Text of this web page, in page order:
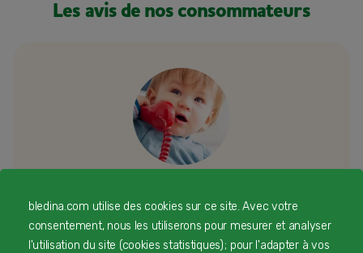
Les avis de nos consommateurs
Besoin d’échanger ou d’un conseil
personnalisé
bledina.com utilise des cookies sur ce site. Avec votre
consentement, nous les utiliserons pour mesurer et analyser
l'utilisation du site (cookies statistiques) ; pour l'adapter à vos